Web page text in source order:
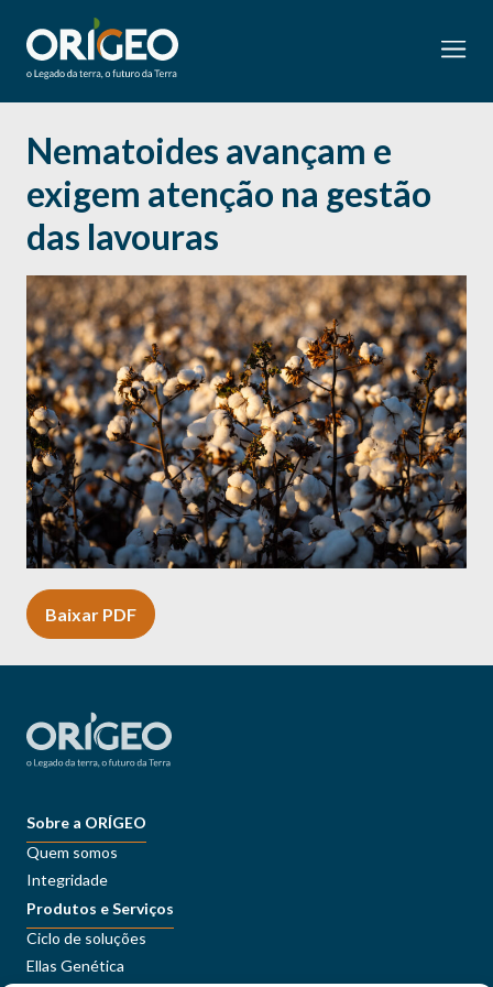
Nematoides avançam e
exigem atenção na gestão
das lavouras
Baixar PDF
Sobre a ORÍGEO
Quem somos
Integridade
Produtos e Serviços
Ciclo de soluções
Ellas Genética